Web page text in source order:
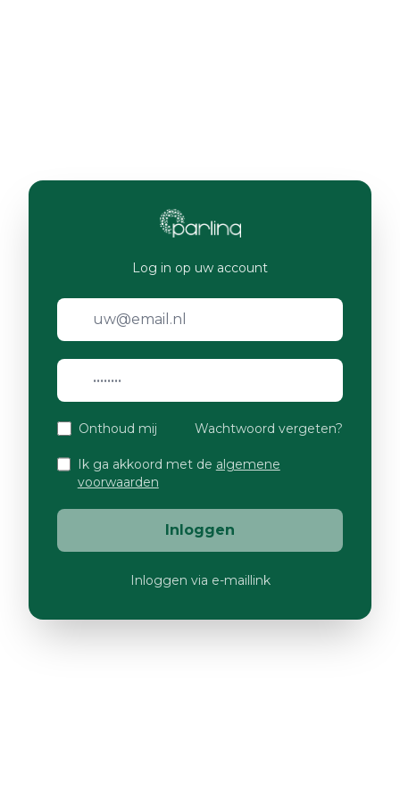
Log in op uw account
Onthoud mij Wachtwoord vergeten?
Ik ga akkoord met de algemene
voorwaarden
Inloggen
Inloggen via e-maillink